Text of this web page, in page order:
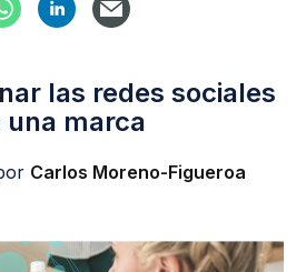
las redes sociales
una marca
Carlos Moreno-Figueroa